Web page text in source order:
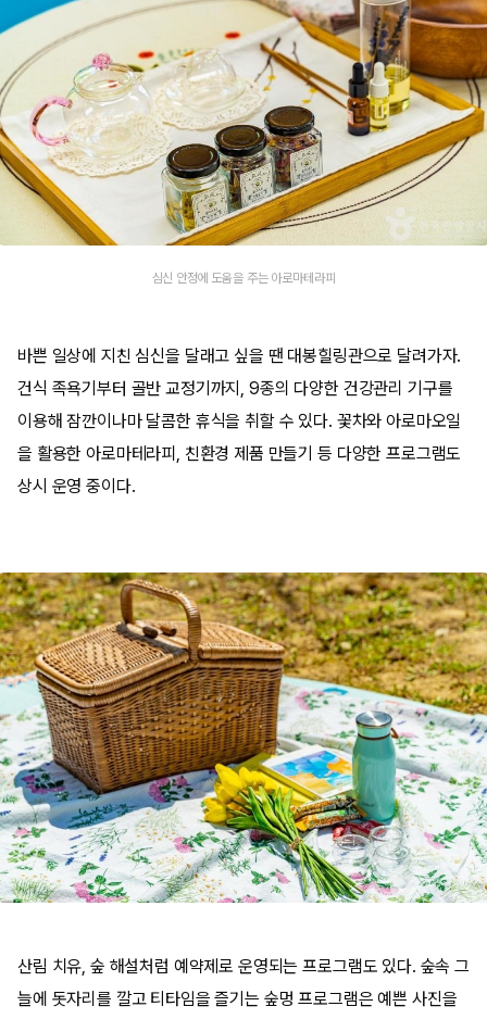
심신 안정에 도움을 주는 아로마테라피
바쁜 일상에 지친 심신을 달래고 싶을 땐 대봉힐링관으로 달려가자.
건식 족욕기부터 골반 교정기까지, 9종의 다양한 건강관리 기구를
이용해 잠깐이나마 달콤한 휴식을 취할 수 있다. 꽃차와 아로마오일
을 활용한 아로마테라피, 친환경 제품 만들기 등 다양한 프로그램도
상시 운영 중이다.​
산림 치유, 숲 해설처럼 예약제로 운영되는 프로그램도 있다. 숲속 그
늘에 돗자리를 깔고 티타임을 즐기는 숲멍 프로그램은 예쁜 사진을